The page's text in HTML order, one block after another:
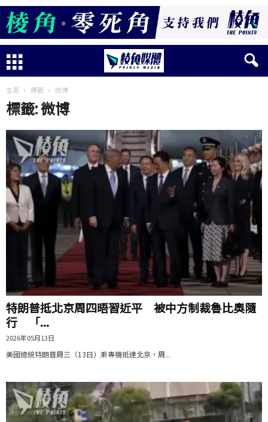
主頁 標籤 微博
標籤: 微博
特朗普抵北京周四晤習近平 被中方制裁魯比奧隨
行 「...
2026年05月13日
美國總統特朗普周三（13日）乘專機抵達北京，周...